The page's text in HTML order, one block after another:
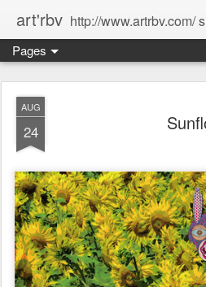
art'rbv http://www.artrbv.com/ site de Graphisme -
Pages
AUG
24